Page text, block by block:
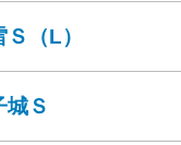
（L）
城Ｓ